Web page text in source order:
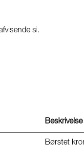
si.
Beskrivelse
Børstet